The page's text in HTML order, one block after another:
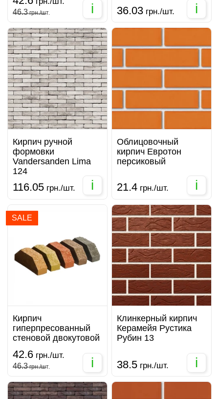
46.3грн./шт. i 36.03 грн./шт. i
Кирпич ручной
формовки
Vandersanden Lima
124
116.05 грн./шт. i
Облицовочный
кирпич Евротон
персиковый
21.4 грн./шт. i
SALE
Кирпич
гиперпресованный
стеновой двокутовой
42.6 грн./шт.
46.3грн./шт. i
Клинкерный кирпич
Керамейя Рустика
Рубин 13
38.5 грн./шт. i